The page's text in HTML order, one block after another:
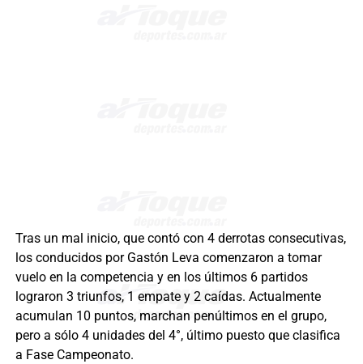
Tras un mal inicio, que contó con 4 derrotas consecutivas,
los conducidos por Gastón Leva comenzaron a tomar
vuelo en la competencia y en los últimos 6 partidos
lograron 3 triunfos, 1 empate y 2 caídas. Actualmente
acumulan 10 puntos, marchan penúltimos en el grupo,
pero a sólo 4 unidades del 4°, último puesto que clasifica
a Fase Campeonato.